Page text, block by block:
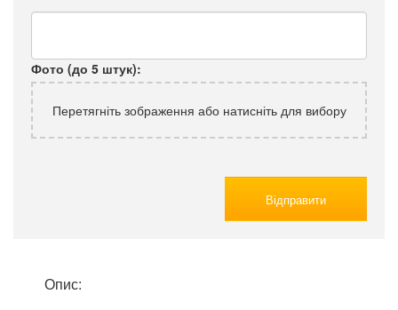
Фото (до 5 штук):
Перетягніть зображення або натисніть для вибору
Відправити
Опис: